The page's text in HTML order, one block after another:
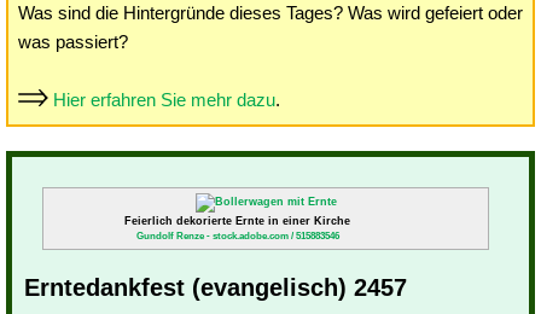
Was sind die Hintergründe dieses Tages? Was wird gefeiert oder
was passiert?
Hier erfahren Sie mehr dazu.
Feierlich dekorierte Ernte in einer Kirche
Gundolf Renze - stock.adobe.com / 515883546
Erntedankfest (evangelisch) 2457